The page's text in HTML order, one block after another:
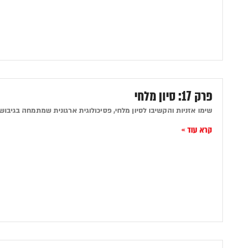
פרק 17: סיון מלחי
שימו אזניות והקשיבו לסיון מלחי, פסיכולוגית ארגונית שמתמחה
קרא עוד »